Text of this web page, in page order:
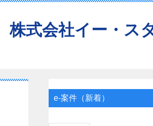
株式会社イー・ス
e-案件（新着）